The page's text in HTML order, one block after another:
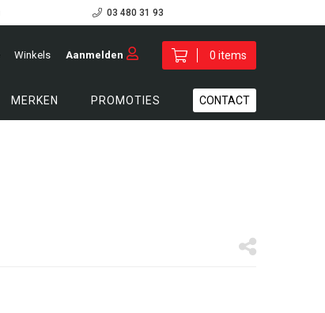
03 480 31 93
Winkels Aanmelden 0 items
MERKEN PROMOTIES CONTACT